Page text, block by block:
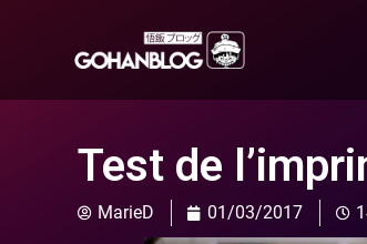
Test de
MarieD 01/03/2017